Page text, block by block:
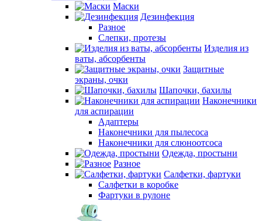
Маски
Дезинфекция
Разное
Слепки, протезы
Изделия из
ваты, абсорбенты
Защитные
экраны, очки
Шапочки, бахилы
Наконечники
для аспирации
Адаптеры
Наконечники для пылесоса
Наконечники для слюноотсоса
Одежда, простыни
Разное
Салфетки, фартуки
Салфетки в коробке
Фартуки в рулоне